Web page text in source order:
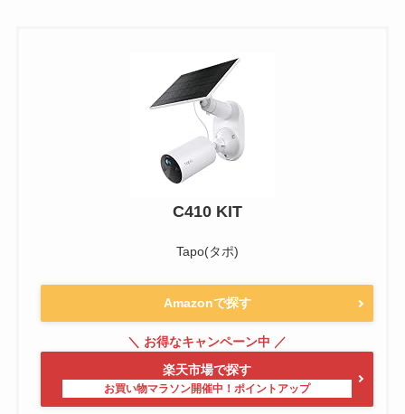
C410 KIT
Tapo(タポ)
Amazonで探す
楽天市場で探す